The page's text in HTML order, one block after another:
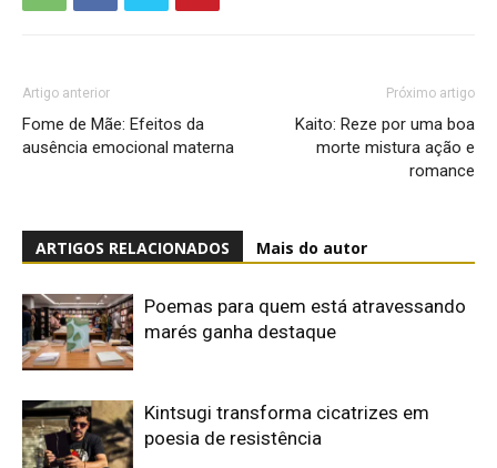
Artigo anterior
Fome de Mãe: Efeitos da
ausência emocional materna
Próximo artigo
Kaito: Reze por uma boa
morte mistura ação e
romance
ARTIGOS RELACIONADOS Mais do autor
Poemas para quem está atravessando
marés ganha destaque
Kintsugi transforma cicatrizes em
poesia de resistência